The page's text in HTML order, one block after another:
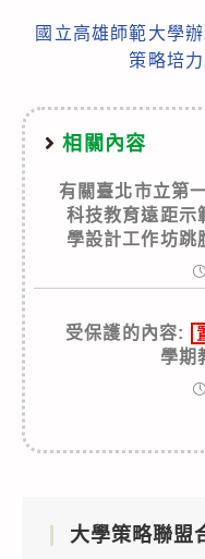
國立高雄師範大學
策略培
相關內容
有關臺北市立第
科技教育遠距示
學設計工作坊跳
受保護的內容:
學期
大學策略聯盟